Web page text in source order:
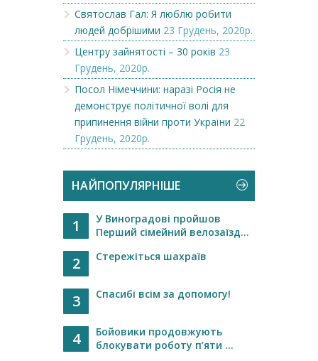
Святослав Гал: Я люблю робити
людей добрішими 23 Грудень, 2020р.
Центру зайнятості – 30 років 23
Грудень, 2020р.
Посол Німеччини: наразі Росія не
демонструє політичної волі для
припинення війни проти України 22
Грудень, 2020р.
НАЙПОПУЛЯРНІШЕ
1
У Виноградові пройшов
Перший сімейний велозаїзд...
2 Стережіться шахраїв
3 Спасибі всім за допомогу!
4
Бойовики продовжують
блокувати роботу п’яти ...